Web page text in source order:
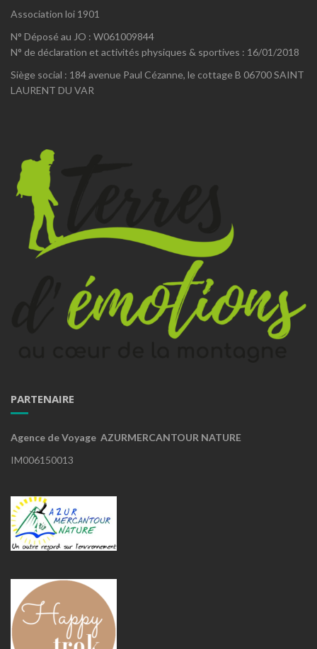
Association loi 1901
N° Déposé au JO : W061009844
N° de déclaration et activités physiques & sportives : 16/01/2018
Siège social : 184 avenue Paul Cézanne, le cottage B 06700 SAINT
LAURENT DU VAR
PARTENAIRE
Agence de Voyage AZURMERCANTOUR NATURE
IM006150013